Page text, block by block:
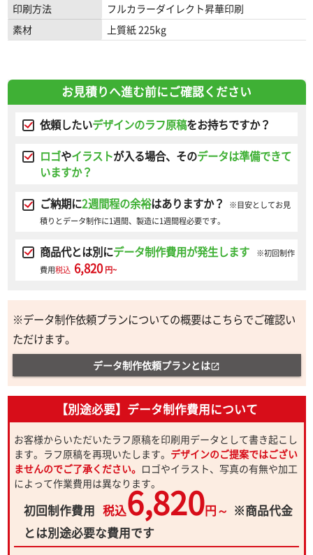
印刷方法
フルカラーダイレクト昇華印刷
素材
上質紙 225kg
お見積りへ進む前にご確認ください
依頼したいデザインのラフ原稿をお持ちですか？
ロゴやイラストが入る場合、そのデータは準備できて
いますか？
ご納期に2週間程の余裕はありますか？
※目安としてお見
積りとデータ制作に1週間、製造に1週間程必要です。
商品代とは別にデータ制作費用が発生します
※初回制作
費用税込 6,820 円~
※データ制作依頼プランについての概要はこちらでご確認い
ただけます。
データ制作依頼プランとは open_in_new
【別途必要】データ制作費用について
お客様からいただいたラフ原稿を印刷用データとして書き起こし
ます。ラフ原稿を再現いたします。 デザインのご提案ではござい
ませんのでご了承ください。 ロゴやイラスト、写真の有無や加工
によって作業費用は異なります。
初回制作費用 税込6,820円～ ※商品代金
とは別途必要な費用です